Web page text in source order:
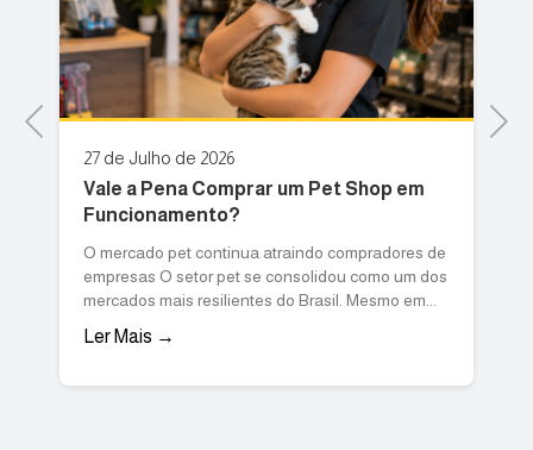
Previous
20 de Julho de 2026
Por que vale a pena comprar uma
marmoraria? O guia definitivo...
O setor de construção civil e design de interiores
no Brasil tem demonstrado uma resiliência
notável. Mesmo diante de oscilações...
Ler Mais →
Next